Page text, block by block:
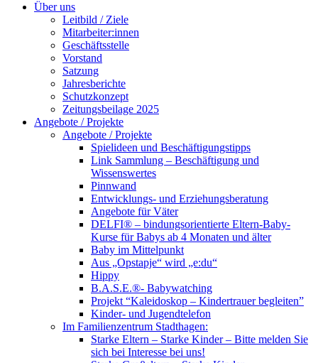
Über uns
Leitbild / Ziele
Mitarbeiter:innen
Geschäftsstelle
Vorstand
Satzung
Jahresberichte
Schutzkonzept
Zeitungsbeilage 2025
Angebote / Projekte
Angebote / Projekte
Spielideen und Beschäftigungstipps
Link Sammlung – Beschäftigung und
Wissenswertes
Pinnwand
Entwicklungs- und Erziehungsberatung
Angebote für Väter
DELFI® – bindungsorientierte Eltern-Baby-
Kurse für Babys ab 4 Monaten und älter
Baby im Mittelpunkt
Aus „Opstapje“ wird „e:du“
Hippy
B.A.S.E.®- Babywatching
Projekt “Kaleidoskop – Kindertrauer begleiten”
Kinder- und Jugendtelefon
Im Familienzentrum Stadthagen:
Starke Eltern – Starke Kinder – Bitte melden Sie
sich bei Interesse bei uns!